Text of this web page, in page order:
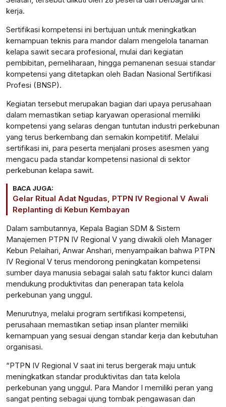
kerja.
Sertifikasi kompetensi ini bertujuan untuk meningkatkan
kemampuan teknis para mandor dalam mengelola tanaman
kelapa sawit secara profesional, mulai dari kegiatan
pembibitan, pemeliharaan, hingga pemanenan sesuai standar
kompetensi yang ditetapkan oleh Badan Nasional Sertifikasi
Profesi (BNSP).
Kegiatan tersebut merupakan bagian dari upaya perusahaan
dalam memastikan setiap karyawan operasional memiliki
kompetensi yang selaras dengan tuntutan industri perkebunan
yang terus berkembang dan semakin kompetitif. Melalui
sertifikasi ini, para peserta menjalani proses asesmen yang
mengacu pada standar kompetensi nasional di sektor
perkebunan kelapa sawit.
BACA JUGA:
Gelar Ritual Adat Ngudas, PTPN IV Regional V Awali
Replanting di Kebun Kembayan
Dalam sambutannya, Kepala Bagian SDM & Sistem
Manajemen PTPN IV Regional V yang diwakili oleh Manager
Kebun Pelaihari, Anwar Anshari, menyampaikan bahwa PTPN
IV Regional V terus mendorong peningkatan kompetensi
sumber daya manusia sebagai salah satu faktor kunci dalam
mendukung produktivitas dan penerapan tata kelola
perkebunan yang unggul.
Menurutnya, melalui program sertifikasi kompetensi,
perusahaan memastikan setiap insan planter memiliki
kemampuan yang sesuai dengan standar kerja dan kebutuhan
organisasi.
“PTPN IV Regional V saat ini terus bergerak maju untuk
meningkatkan standar produktivitas dan tata kelola
perkebunan yang unggul. Para Mandor I memiliki peran yang
sangat penting sebagai ujung tombak pengawasan dan